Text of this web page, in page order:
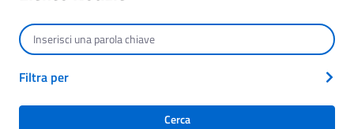
Cerca per testo
Filtra per
Cerca